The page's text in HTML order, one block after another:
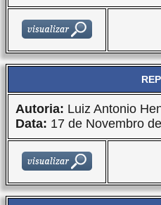
Autoria: Luiz Antonio
Data: 17 de Novembro